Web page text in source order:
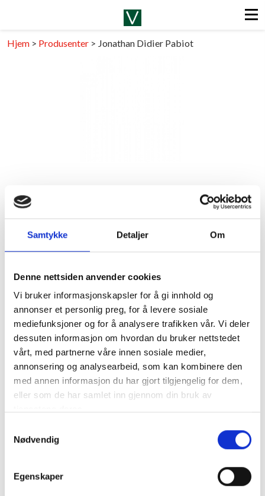
Samtykke Detaljer Om
Denne nettsiden anvender cookies
Vi bruker informasjonskapsler for å gi innhold og
annonser et personlig preg, for å levere sosiale
mediefunksjoner og for å analysere trafikken vår. Vi deler
dessuten informasjon om hvordan du bruker nettstedet
vårt, med partnerne våre innen sosiale medier,
annonsering og analysearbeid, som kan kombinere den
med annen informasjon du har gjort tilgjengelig for dem,
eller som de har samlet inn gjennom din bruk av
Nødvendig
Egenskaper
Hjem > Produsenter > Jonathan Didier Pabiot
Jonathan Didier Pabiot
FRANKRIKE/LOIRE
Jonathan lagde sin første årgang i 2005 etter å ha fått
3-5 hektar av sin far Didier. Jonathan konverterte
raskt om til å jobbe organisk ettersom han hadde
erfaring fra Domaine Leon Barral, og far forstod
ganske raskt at sønnen hadde en visjon og et klart mål
for vinene sine. Så i dag er far og sønn forent under
samme tak og jobber med 18 hektar totalt.